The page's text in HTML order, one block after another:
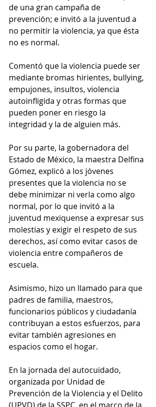
de una gran campaña de
prevención; e invitó a la juventud a
no permitir la violencia, ya que ésta
no es normal.
Comentó que la violencia puede ser
mediante bromas hirientes, bullying,
empujones, insultos, violencia
autoinfligida y otras formas que
pueden poner en riesgo la
integridad y la de alguien más.
Por su parte, la gobernadora del
Estado de México, la maestra Delfina
Gómez, explicó a los jóvenes
presentes que la violencia no se
debe minimizar ni verla como algo
normal, por lo que invitó a la
juventud mexiquense a expresar sus
molestias y exigir el respeto de sus
derechos, así como evitar casos de
violencia entre compañeros de
escuela.
Asimismo, hizo un llamado para que
padres de familia, maestros,
funcionarios públicos y ciudadanía
contribuyan a estos esfuerzos, para
evitar también agresiones en
espacios como el hogar.
En la jornada del autocuidado,
organizada por Unidad de
Prevención de la Violencia y el Delito